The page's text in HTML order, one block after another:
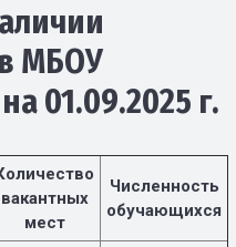
МБОУ
01.09.2025 г.
вакантных
мест
Численность
обучающихся